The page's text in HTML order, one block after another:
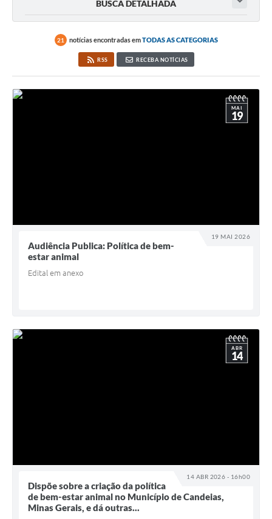
BUSCA DETALHADA
21 notícias encontradas emTODAS AS CATEGORIAS
RSS RECEBA NOTÍCIAS
19 MAI 2026
MAI
19
Audiência Publica: Política de bem-
estar animal
Edital em anexo
14 ABR 2026 - 16h00
ABR
14
Dispõe sobre a criação da política
de bem-estar animal no Município de Candeias,
Minas Gerais, e dá outras...